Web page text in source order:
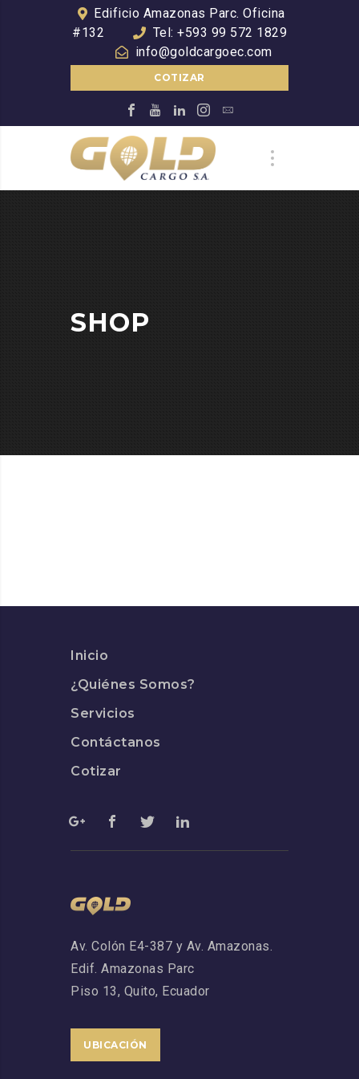
Edificio Amazonas Parc. Oficina
#132
Tel: +593 99 572 1829
info@goldcargoec.com
COTIZAR
SHOP
Inicio
¿Quiénes Somos?
Servicios
Contáctanos
Cotizar
Av. Colón E4-387 y Av. Amazonas.
Edif. Amazonas Parc
Piso 13, Quito, Ecuador
UBICACIÓN